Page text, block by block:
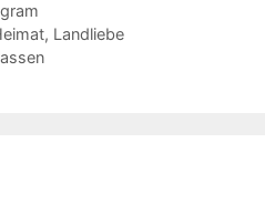
, Landliebe